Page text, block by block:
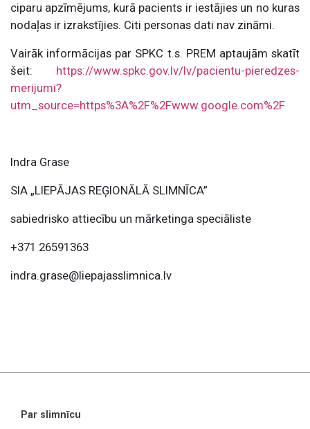
ciparu apzīmējums, kurā pacients ir iestājies un no kuras
nodaļas ir izrakstījies. Citi personas dati nav zināmi.
Vairāk informācijas par SPKC t.s. PREM aptaujām skatīt
šeit: https://www.spkc.gov.lv/lv/pacientu-pieredzes-
merijumi?
utm_source=https%3A%2F%2Fwww.google.com%2F
Indra Grase
SIA „LIEPĀJAS REĢIONĀLĀ SLIMNĪCA”
sabiedrisko attiecību un mārketinga speciāliste
+371 26591363
indra.grase@liepajasslimnica.lv
Par slimnīcu